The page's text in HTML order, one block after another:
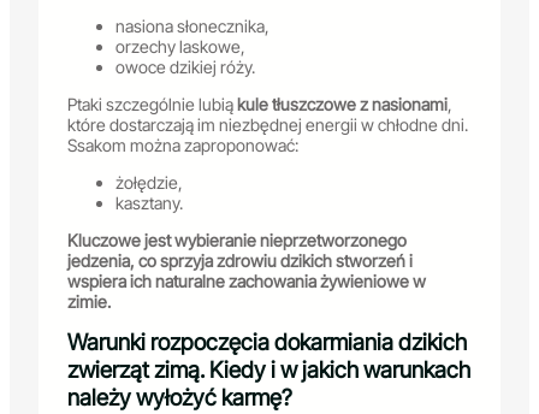
nasiona słonecznika,
orzechy laskowe,
owoce dzikiej róży.
Ptaki szczególnie lubiąkule tłuszczowe z nasionami,
które dostarczają im niezbędnej energii w chłodne dni.
Ssakom można zaproponować:
żołędzie,
kasztany.
Kluczowe jest wybieranie nieprzetworzonego
jedzenia, co sprzyja zdrowiu dzikich stworzeń i
wspiera ich naturalne zachowania żywieniowe w
zimie.
Warunki rozpoczęcia dokarmiania dzikich
zwierząt zimą. Kiedy i w jakich warunkach
należy wyłożyć karmę?